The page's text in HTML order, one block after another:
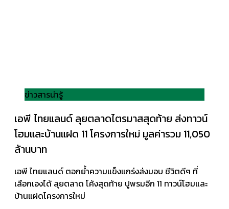
ข่าวสารน่ารู้
เอพี ไทยแลนด์ ลุยตลาดไตรมาสสุดท้าย ส่งทาวน์
โฮมและบ้านแฝด 11 โครงการใหม่ มูลค่ารวม 11,050
ล้านบาท
เอพี ไทยแลนด์ ตอกย้ำความแข็งแกร่งส่งมอบ ชีวิตดีๆ ที่
เลือกเองได้ ลุยตลาด โค้งสุดท้าย ปูพรมอีก 11 ทาวน์โฮมและ
บ้านแฝดโครงการใหม่